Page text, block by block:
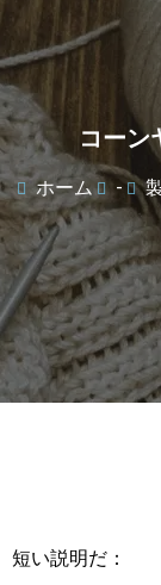
コー
ホーム -
短い説明だ：